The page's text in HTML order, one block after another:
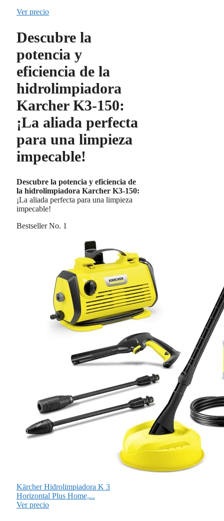
Ver precio
Descubre la
potencia y
eficiencia de la
hidrolimpiadora
Karcher K3-150:
¡La aliada perfecta
para una limpieza
impecable!
Descubre la potencia y eficiencia de
la hidrolimpiadora Karcher K3-150:
¡La aliada perfecta para una limpieza
impecable!
Bestseller No. 1
Kärcher Hidrolimpiadora K 3
Horizontal Plus Home,...
Ver precio